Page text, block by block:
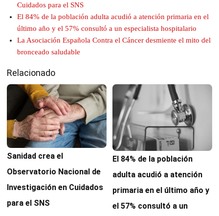
Cuidados para el SNS
El 84% de la población adulta acudió a atención primaria en el
último año y el 57% consultó a un especialista hospitalario
La Asociación Española Contra el Cáncer desmiente el mito del
bronceado saludable
Relacionado
Sanidad crea el
Observatorio Nacional de
Investigación en Cuidados
para el SNS
El 84% de la población
adulta acudió a atención
primaria en el último año y
el 57% consultó a un